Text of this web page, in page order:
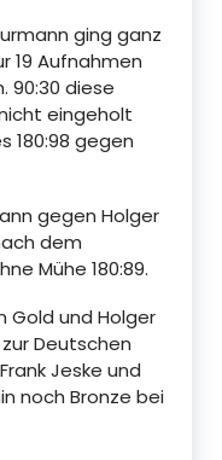
ging ganz
19 Aufnahmen
90:30 diese
eingeholt
180:98 gegen
gegen Holger
dem
Mühe 180:89.
Gold und Holger
Deutschen
Jeske und
noch Bronze bei